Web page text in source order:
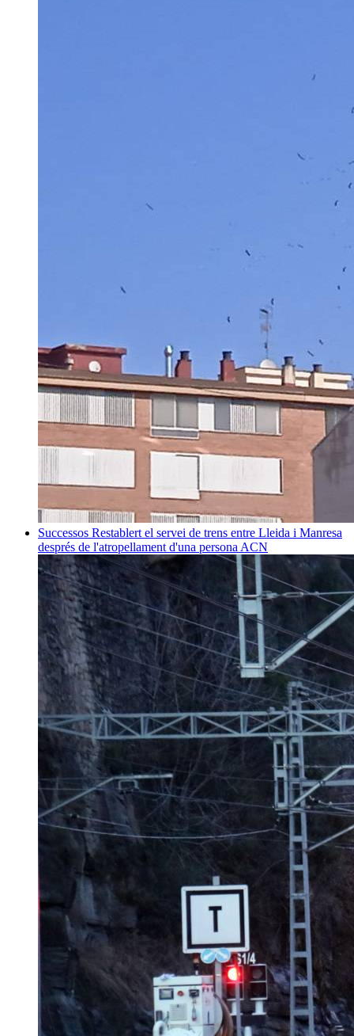
Successos Restablert el servei de trens entre Lleida i Manresa
després de l'atropellament d'una persona ACN